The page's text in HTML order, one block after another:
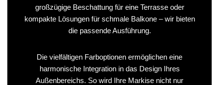
großzügige Beschattung für eine Terrasse oder
kompakte Lösungen für schmale Balkone – wir bieten
die passende Ausführung.
Die vielfältigen Farboptionen ermöglichen eine
harmonische Integration in das Design Ihres
Außenbereichs. So wird Ihre Markise nicht nur